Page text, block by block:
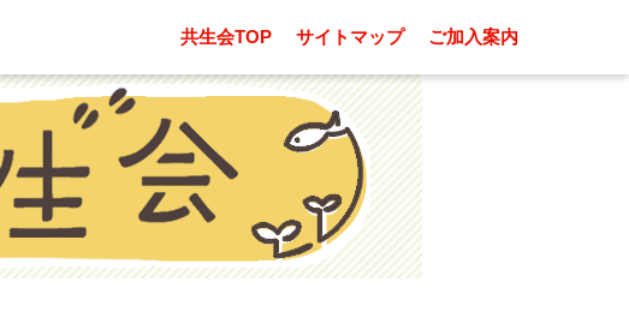
共生会TOP サイトマップ ご加入案内